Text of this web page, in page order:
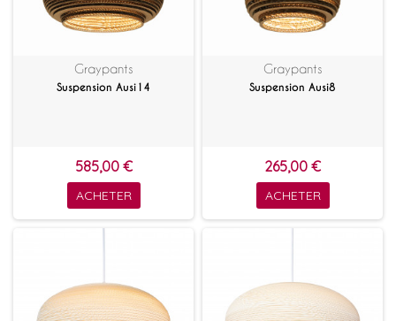
Graypants
Suspension Ausi14
585,00 €
ACHETER
Graypants
Suspension Ausi8
265,00 €
ACHETER